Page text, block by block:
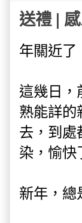
送禮 | 感
年關近了
這幾日，
熟能詳的
去，到處
染，愉快
新年，總